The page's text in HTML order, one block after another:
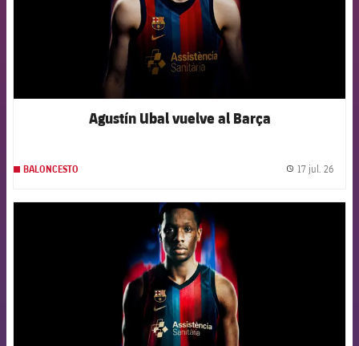
Agustín Ubal vuelve al Barça
BALONCESTO 17 jul. 26
FCB Barcelona badge